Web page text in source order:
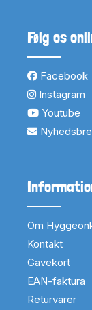
Følg os
Facebook
Instagram
Youtube
Om
Kontakt
Gavekort
EAN-faktura
Returvarer